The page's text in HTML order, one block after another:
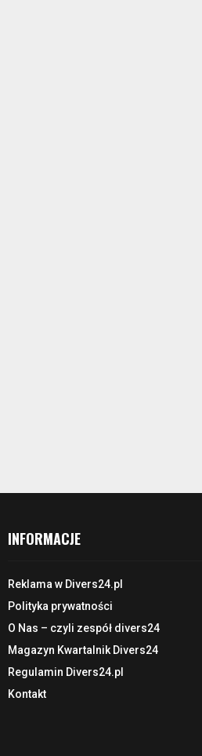
INFORMACJE
Reklama w Divers24.pl
Polityka prywatności
O Nas – czyli zespół divers24
Magazyn Kwartalnik Divers24
Regulamin Divers24.pl
Kontakt